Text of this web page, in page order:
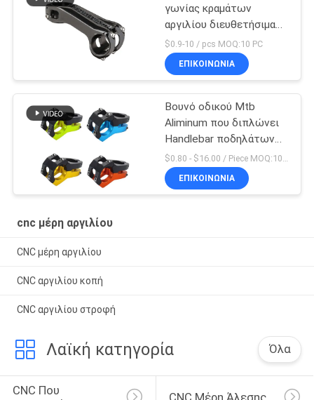
γωνίας κραμάτων
αργιλίου διευθετήσιμα
μέρη ανακύκλωσης
ποδηλάτων μίσχων
$0.9-10 / pcs MOQ:10 PC
ΕΠΙΚΟΙΝΩΝΊΑ
Βουνό οδικού Mtb
Aliminum που διπλώνει
Handlebar ποδηλάτων
το αργίλιο -10 μίσχων
ΕΠΙΚΟΙΝΩΝΊΑ
cnc μέρη αργιλίου
CNC μέρη αργιλίου
CNC αργιλίου κοπή
CNC αργιλίου στροφή
Λαϊκή κατηγορία Όλα
CNC Που